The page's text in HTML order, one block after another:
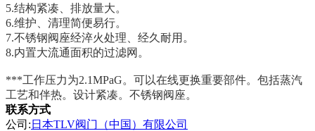
5.结构紧凑、排放量大。
6.维护、清理简便易行。
7.不锈钢阀座经淬火处理、经久耐用。
8.内置大流通面积的过滤网。
***工作压力为2.1MPaG。可以在线更换重要部件。包括蒸汽
工艺和伴热。设计紧凑。不锈钢阀座。
联系方式
公司: 日本TLV阀门（中国）有限公司